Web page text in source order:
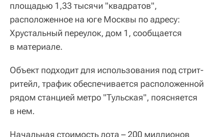
площадью 1,33 тысячи "квадратов",
расположенное на юге Москвы по адресу:
Хрустальный переулок, дом 1, сообщается
в материале.
Объект подходит для использования под стрит-
ритейл, трафик обеспечивается расположенной
рядом станцией метро "Тульская", поясняется
в нем.
Начальная стоимость лота – 200 миллионов